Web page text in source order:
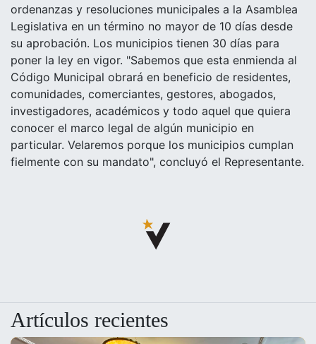
ordenanzas y resoluciones municipales a la Asamblea
Legislativa en un término no mayor de 10 días desde
su aprobación. Los municipios tienen 30 días para
poner la ley en vigor. "Sabemos que esta enmienda al
Código Municipal obrará en beneficio de residentes,
comunidades, comerciantes, gestores, abogados,
investigadores, académicos y todo aquel que quiera
conocer el marco legal de algún municipio en
particular. Velaremos porque los municipios cumplan
fielmente con su mandato", concluyó el Representante.
Artículos recientes